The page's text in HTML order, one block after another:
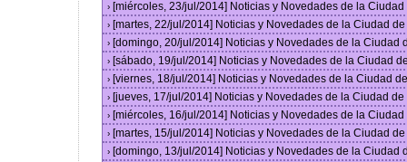
› [miércoles, 23/jul/2014] Noticias y Novedades de la
› [martes, 22/jul/2014] Noticias y Novedades de la Ciudad
› [domingo, 20/jul/2014] Noticias y Novedades de la Ciudad
› [sábado, 19/jul/2014] Noticias y Novedades de la Ciudad
› [viernes, 18/jul/2014] Noticias y Novedades de la Ciudad
› [jueves, 17/jul/2014] Noticias y Novedades de la Ciudad
› [miércoles, 16/jul/2014] Noticias y Novedades de la
› [martes, 15/jul/2014] Noticias y Novedades de la Ciudad
› [domingo, 13/jul/2014] Noticias y Novedades de la Ciudad